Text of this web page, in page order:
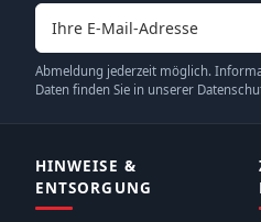
E-Mail-Adresse
Abmeldung jederzeit möglich.
Daten finden Sie in unserer
HINWEISE &
ENTSORGUNG